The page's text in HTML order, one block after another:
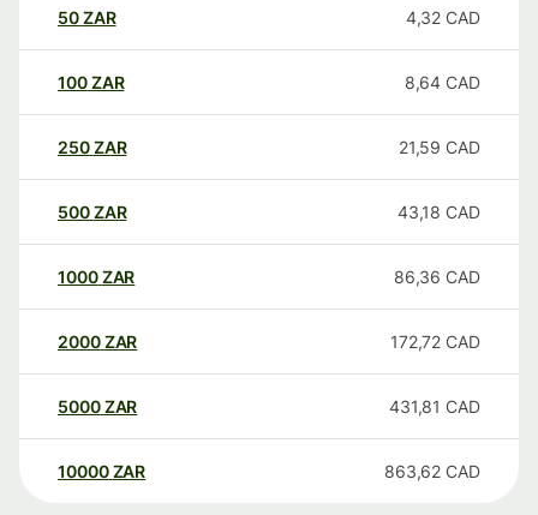
50ZAR 4,32 CAD
100ZAR 8,64 CAD
250ZAR 21,59 CAD
500ZAR 43,18 CAD
1000ZAR 86,36 CAD
2000ZAR 172,72 CAD
5000ZAR 431,81 CAD
10000 ZAR 863,62 CAD